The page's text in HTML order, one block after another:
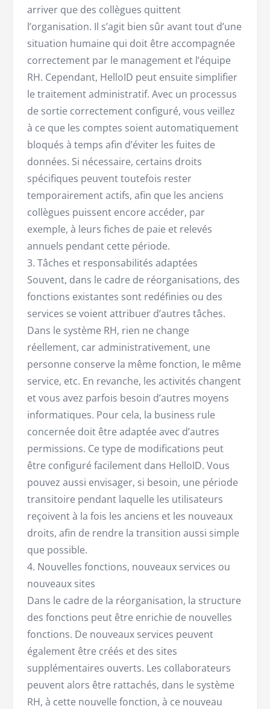
arriver que des collègues quittent
l’organisation. Il s’agit bien sûr avant tout d’une
situation humaine qui doit être accompagnée
correctement par le management et l’équipe
RH. Cependant, HelloID peut ensuite simplifier
le traitement administratif. Avec un processus
de sortie correctement configuré, vous veillez
à ce que les comptes soient automatiquement
bloqués à temps afin d’éviter les fuites de
données. Si nécessaire, certains droits
spécifiques peuvent toutefois rester
temporairement actifs, afin que les anciens
collègues puissent encore accéder, par
exemple, à leurs fiches de paie et relevés
annuels pendant cette période.
3. Tâches et responsabilités adaptées
Souvent, dans le cadre de réorganisations, des
fonctions existantes sont redéfinies ou des
services se voient attribuer d’autres tâches.
Dans le système RH, rien ne change
réellement, car administrativement, une
personne conserve la même fonction, le même
service, etc. En revanche, les activités changent
et vous avez parfois besoin d’autres moyens
informatiques. Pour cela, la business rule
concernée doit être adaptée avec d’autres
permissions. Ce type de modifications peut
être configuré facilement dans HelloID. Vous
pouvez aussi envisager, si besoin, une période
transitoire pendant laquelle les utilisateurs
reçoivent à la fois les anciens et les nouveaux
droits, afin de rendre la transition aussi simple
que possible.
4. Nouvelles fonctions, nouveaux services ou
nouveaux sites
Dans le cadre de la réorganisation, la structure
des fonctions peut être enrichie de nouvelles
fonctions. De nouveaux services peuvent
également être créés et des sites
supplémentaires ouverts. Les collaborateurs
peuvent alors être rattachés, dans le système
RH, à cette nouvelle fonction, à ce nouveau